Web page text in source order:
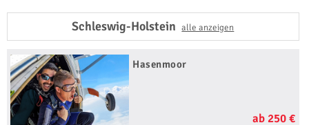
Schleswig-Holsteinalle anzeigen
Hasenmoor
ab 250 €